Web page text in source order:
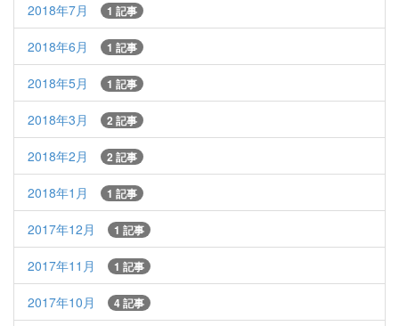
2018年7月 1 記事
2018年6月 1 記事
2018年5月 1 記事
2018年3月 2 記事
2018年2月 2 記事
2018年1月 1 記事
2017年12月 1 記事
2017年11月 1 記事
2017年10月 4 記事